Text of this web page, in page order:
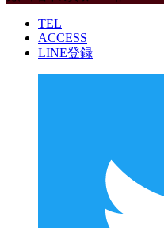
TEL
ACCESS
LINE登録